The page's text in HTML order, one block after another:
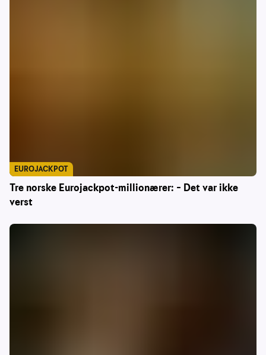
Tre norske Eurojackpot-millionærer: – Det var ikke
verst
EUROJACKPOT